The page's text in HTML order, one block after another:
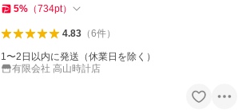
5% （734pt）
4.83（6件）
1〜2日以内に発送（休業日を除く）
有限会社 高山時計店